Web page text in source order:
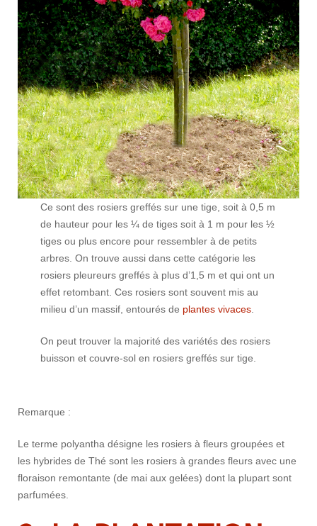
Ce sont des rosiers greffés sur une tige, soit à 0,5 m
de hauteur pour les ¼ de tiges soit à 1 m pour les ½
tiges ou plus encore pour ressembler à de petits
arbres. On trouve aussi dans cette catégorie les
rosiers pleureurs greffés à plus d’1,5 m et qui ont un
effet retombant. Ces rosiers sont souvent mis au
milieu d’un massif, entourés de plantes vivaces.
On peut trouver la majorité des variétés des rosiers
buisson et couvre-sol en rosiers greffés sur tige.
Remarque :
Le terme polyantha désigne les rosiers à fleurs groupées et
les hybrides de Thé sont les rosiers à grandes fleurs avec une
floraison remontante (de mai aux gelées) dont la plupart sont
parfumées.